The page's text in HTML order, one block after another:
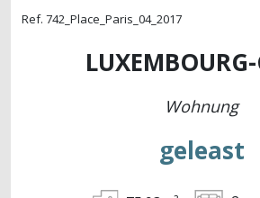
Ref. 742_Place_Paris_04_2017
Wohnung
geleast